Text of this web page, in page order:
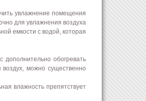
увлажнение помещения
для увлажнения воздуха
емкости с водой, которая
дополнительно обогревать
можно существенно
влажность препятствует